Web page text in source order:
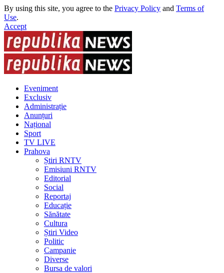
By using this site, you agree to the Privacy Policy and Terms of
Use.
Accept
Eveniment
Exclusiv
Administrație
Anunțuri
Național
Sport
TV LIVE
Prahova
Știri RNTV
Emisiuni RNTV
Editorial
Social
Reportaj
Educație
Sănătate
Cultura
Știri Video
Politic
Campanie
Diverse
Bursa de valori